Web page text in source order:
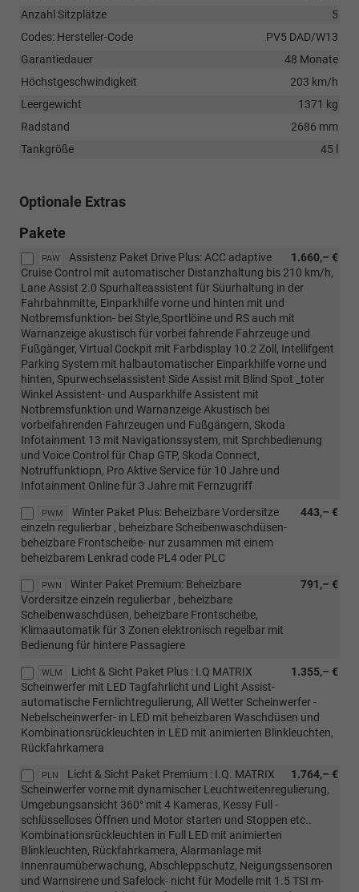
Anzahl Sitzplätze
5
Codes: Hersteller-Code
PV5 DAD/W13
Garantiedauer
48 Monate
Höchstgeschwindigkeit
203 km/h
Leergewicht
1371 kg
Radstand
2686 mm
Tankgröße
45 l
Optionale Extras
Pakete
PAW 1.660,– €
Assistenz Paket Drive Plus: ACC adaptive
Cruise Control mit automatischer Distanzhaltung bis 210 km/h,
Lane Assist 2.0 Spurhalteassistent für Süurhaltung in der
Fahrbahnmitte, Einparkhilfe vorne und hinten mit und
Notbremsfunktion- bei Style,Sportlöine und RS auch mit
Warnanzeige akustisch für vorbei fahrende Fahrzeuge und
Fußgänger, Virtual Cockpit mit Farbdisplay 10.2 Zoll, Intellifgent
Parking System mit halbautomatischer Einparkhilfe vorne und
hinten, Spurwechselassistent Side Assist mit Blind Spot _toter
Winkel Assistent- und Ausparkhilfe Assistent mit
Notbremsfunktion und Warnanzeige Akustisch bei
vorbeifahrenden Fahrzeugen und Fußgängern, Skoda
Infotainment 13 mit Navigationssystem, mit Sprchbedienung
und Voice Control für Chap GTP, Skoda Connect,
Notruffunktiopn, Pro Aktive Service für 10 Jahre und
Infotainment Online für 3 Jahre mit Fernzugriff
PWM 443,– €
Winter Paket Plus: Beheizbare Vordersitze
einzeln regulierbar , beheizbare Scheibenwaschdüsen-
beheizbare Frontscheibe- nur zusammen mit einem
beheizbarem Lenkrad code PL4 oder PLC
PWN 791,– €
Winter Paket Premium: Beheizbare
Vordersitze einzeln regulierbar , beheizbare
Scheibenwaschdüsen, beheizbare Frontscheibe,
Klimaautomatik für 3 Zonen elektronisch regelbar mit
Bedienung für hintere Passagiere
WLM 1.355,– €
Licht & Sicht Paket Plus : I.Q MATRIX
Scheinwerfer mit LED Tagfahrlicht und Light Assist-
automatische Fernlichtregulierung, All Wetter Scheinwerfer -
Nebelscheinwerfer- in LED mit beheizbaren Waschdüsen und
Kombinationsrückleuchten in LED mit animierten Blinkleuchten,
Rückfahrkamera
PLN 1.764,– €
Licht & Sicht Paket Premium : I.Q. MATRIX
Scheinwerfer vorne mit dynamischer Leuchtweitenregulierung,
Umgebungsansicht 360° mit 4 Kameras, Kessy Full -
schlüsselloses Öffnen und Motor starten und Stoppen etc..
Kombinationsrückleuchten in Full LED mit animierten
Blinkleuchten, Rückfahrkamera, Alarmanlage mit
Innenraumüberwachung, Abschleppschutz, Neigungssensoren
und Warnsirene und Safelock- nicht für Modelle mit 1.5 TSI m-